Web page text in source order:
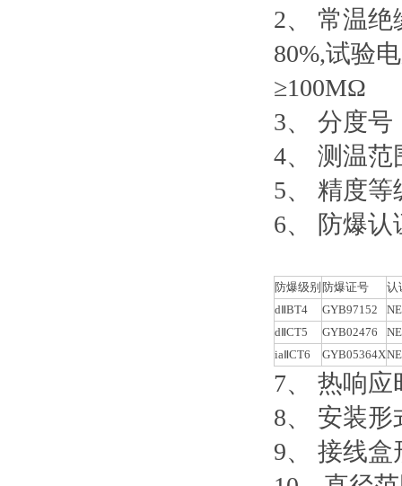
2、 常温
80%,试验
≥100MΩ
3、 分度号
4、 测温范
5、 精度等
6、 防爆认
防爆级别 防爆证号
认
dⅡBT4
GYB97152
dⅡCT5
GYB02476
iaⅡCT6
GYB05364X
7、 热响应
8、 安装
9、 接线